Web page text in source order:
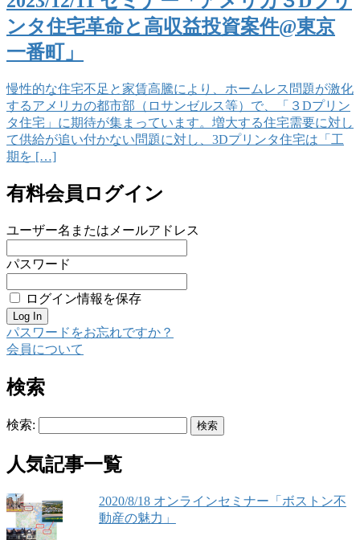
ンタ住宅革命と高収益投資案件@東京
一番町」
慢性的な住宅不足と家賃高騰により、ホームレス問題が激化
するアメリカの都市部（ロサンゼルス等）で、「３Dプリン
タ住宅」に期待が集まっています。増大する住宅需要に対し
て供給が追い付かない問題に対し、3Dプリンタ住宅は「工
期を […]
有料会員ログイン
ユーザー名またはメールアドレス
パスワード
ログイン情報を保存
パスワードをお忘れですか？
会員について
検索
検索:
人気記事一覧
2020/8/18 オンラインセミナー「ボストン不
動産の魅力」